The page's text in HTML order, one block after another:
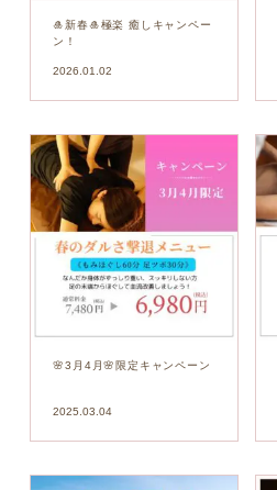
🎍新春🎍極楽 癒しキャンペー
ン！
2026.01.02
🌸3月4月🌸限定キャンペーン
2025.03.04